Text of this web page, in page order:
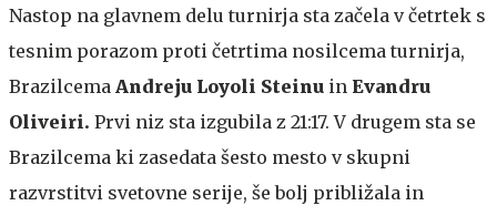
Nastop na glavnem delu turnirja sta začela v četrtek s
tesnim porazom proti četrtima nosilcema turnirja,
Brazilcema Andreju Loyoli Steinu in Evandru
Oliveiri. Prvi niz sta izgubila z 21:17. V drugem sta se
Brazilcema ki zasedata šesto mesto v skupni
razvrstitvi svetovne serije, še bolj približala in